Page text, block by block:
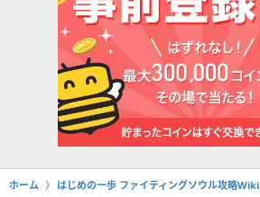
ホーム はじめの一歩 ファイティングソウル攻略Wiki